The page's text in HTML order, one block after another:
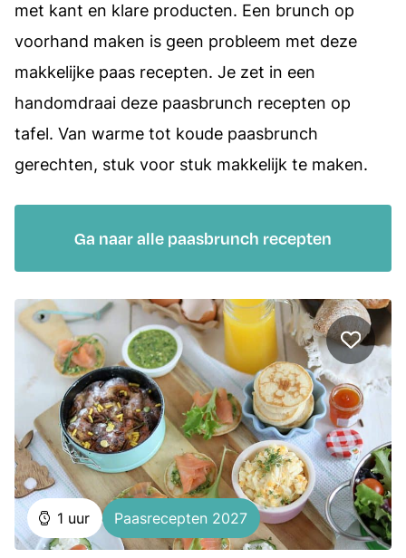
Ga naar alle paasbrunch recepten
met kant en klare producten. Een brunch op
voorhand maken is geen probleem met deze
makkelijke paas recepten. Je zet in een
handomdraai deze paasbrunch recepten op
tafel. Van warme tot koude paasbrunch
gerechten, stuk voor stuk makkelijk te maken.
1 uur
uur Paasrecepten 2027